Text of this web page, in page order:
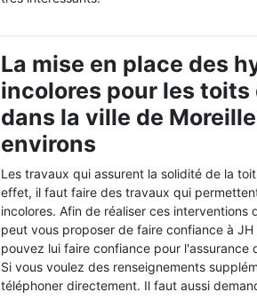
La mise en place des
incolores pour les toits
dans la ville de
environs
Les travaux qui assurent la solidité de la
effet, il faut faire des travaux qui
incolores. Afin de réaliser ces interventions
peut vous proposer de faire confiance à
pouvez lui faire confiance pour l'assurance
Si vous voulez des renseignements
téléphoner directement. Il faut aussi